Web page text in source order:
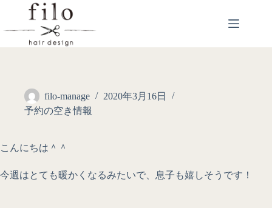
filo-manage
2020年3月16日
予約の空き情報
こんにちは＾＾
今週はとても暖かくなるみたいで、息子も嬉しそうです！